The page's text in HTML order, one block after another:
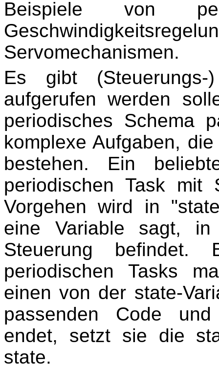
Beispiele von
Servomechanismen.
Es gibt
aufgerufen werden
periodisches Schema
komplexe Aufgaben,
bestehen. Ein
periodischen Task mit
Vorgehen wird in
eine Variable sagt,
Steuerung befindet.
periodischen Tasks
einen von der state-
passenden Code
endet, setzt sie die
state.